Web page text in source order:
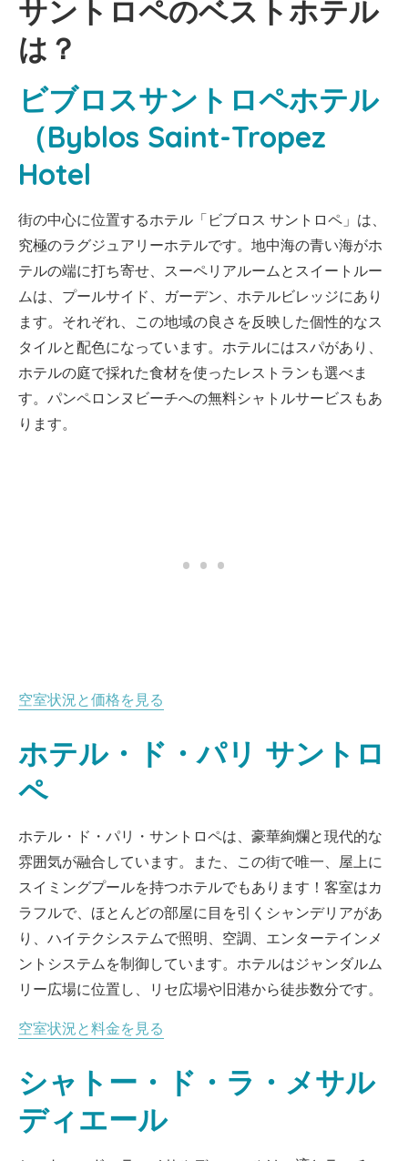
サントロペのベストホテル
は？
ビブロスサントロペホテル
（Byblos Saint-Tropez
Hotel
街の中心に位置するホテル「ビブロス サントロペ」は、
究極のラグジュアリーホテルです。地中海の青い海がホ
テルの端に打ち寄せ、スーペリアルームとスイートルー
ムは、プールサイド、ガーデン、ホテルビレッジにあり
ます。それぞれ、この地域の良さを反映した個性的なス
タイルと配色になっています。ホテルにはスパがあり、
ホテルの庭で採れた食材を使ったレストランも選べま
す。パンペロンヌビーチへの無料シャトルサービスもあ
ります。
空室状況と価格を見る
ホテル・ド・パリ サントロ
ペ
ホテル・ド・パリ・サントロペは、豪華絢爛と現代的な
雰囲気が融合しています。また、この街で唯一、屋上に
スイミングプールを持つホテルでもあります！客室はカ
ラフルで、ほとんどの部屋に目を引くシャンデリアがあ
り、ハイテクシステムで照明、空調、エンターテインメ
ントシステムを制御しています。ホテルはジャンダルム
リー広場に位置し、リセ広場や旧港から徒歩数分です。
空室状況と料金を見る
シャトー・ド・ラ・メサル
ディエール